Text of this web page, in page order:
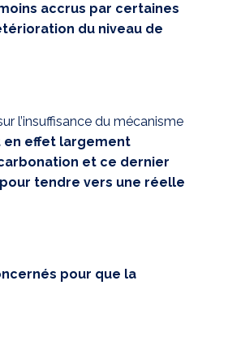
accrus par certaines
du niveau de
l’insuffisance du mécanisme
en effet largement
et ce dernier
tendre vers une réelle
pour que la